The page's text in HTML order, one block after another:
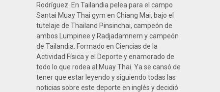
Rodríguez. En Tailandia pelea para el campo
Santai Muay Thai gym en Chiang Mai, bajo el
tutelaje de Thailand Pinsinchai, campeón de
ambos Lumpinee y Radjadamnern y campeón
de Tailandia. Formado en Ciencias de la
Actividad Física y el Deporte y enamorado de
todo lo que rodea al Muay Thai. Ya se cansó de
tener que estar leyendo y siguiendo todas las
noticias sobre este deporte en inglés y decidió